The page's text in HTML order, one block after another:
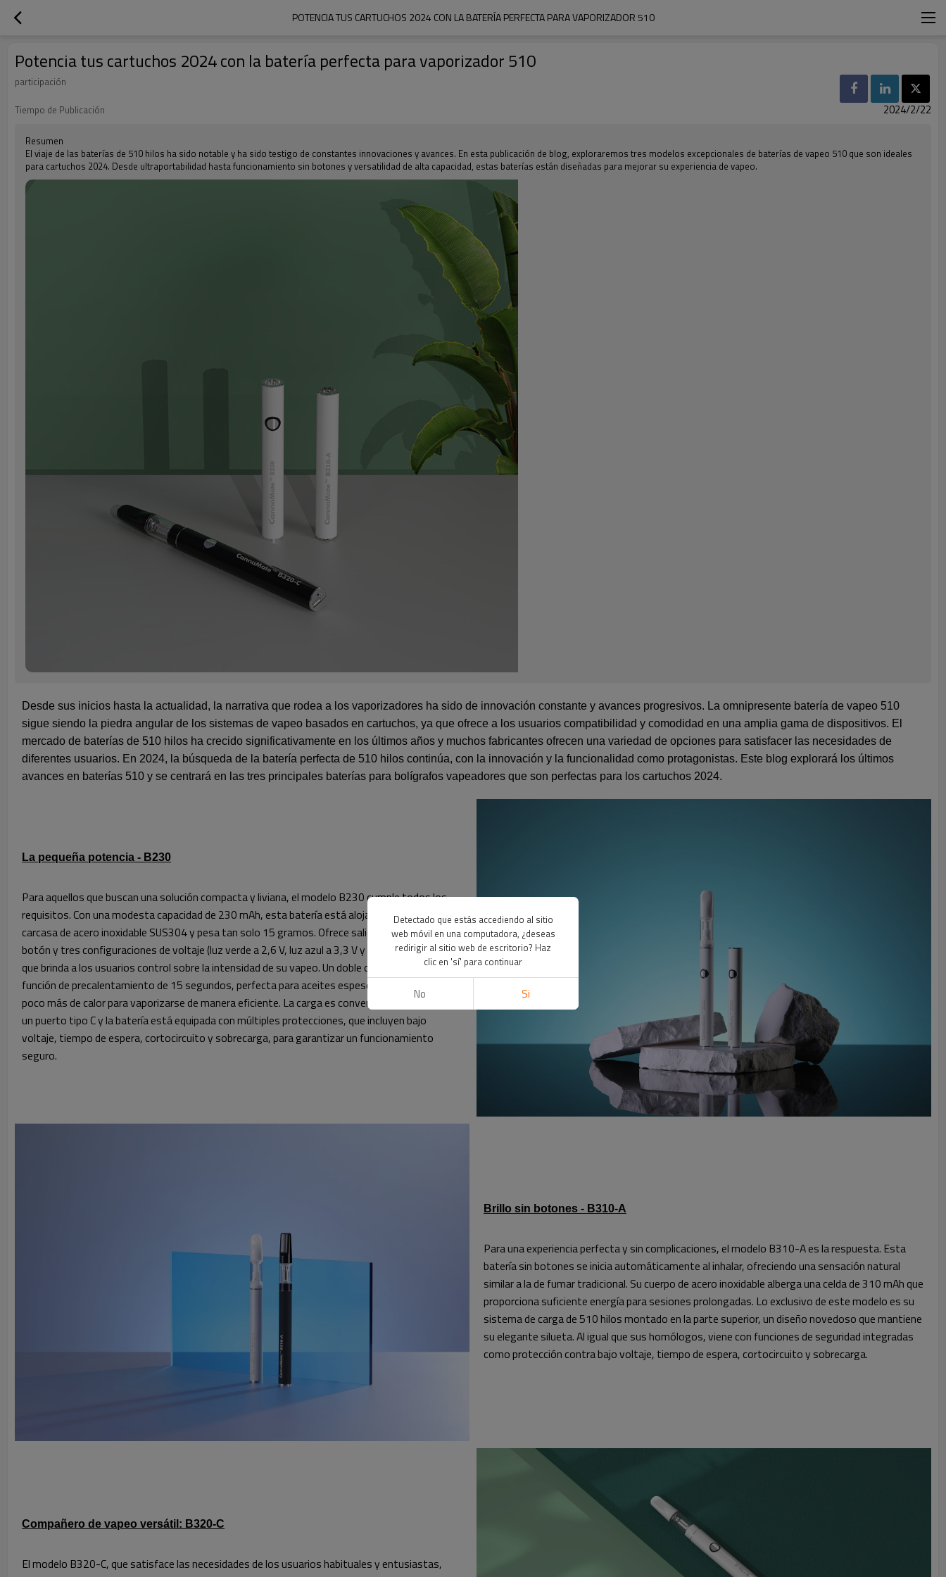
POTENCIA TUS CARTUCHOS 2024 CON LA BATERÍA PERFECTA PARA VAPORIZADOR 510
Potencia tus cartuchos 2024 con la batería perfecta para vaporizador 510
participación
Tiempo de Publicación
2024/2/22
Resumen
El viaje de las baterías de 510 hilos ha sido notable y ha sido testigo de constantes innovaciones y avances. En esta publicación de blog, exploraremos tres modelos excepcionales de baterías de vapeo 510 que son ideales
para cartuchos 2024. Desde ultraportabilidad hasta funcionamiento sin botones y versatilidad de alta capacidad, estas baterías están diseñadas para mejorar su experiencia de vapeo.
Desde sus inicios hasta la actualidad, la narrativa que rodea a los vaporizadores ha sido de innovación constante y avances progresivos. La omnipresente batería de vapeo 510
sigue siendo la piedra angular de los sistemas de vapeo basados en cartuchos, ya que ofrece a los usuarios compatibilidad y comodidad en una amplia gama de dispositivos. El
mercado de baterías de 510 hilos ha crecido significativamente en los últimos años y muchos fabricantes ofrecen una variedad de opciones para satisfacer las necesidades de
diferentes usuarios. En 2024, la búsqueda de la batería perfecta de 510 hilos continúa, con la innovación y la funcionalidad como protagonistas. Este blog explorará los últimos
avances en baterías 510 y se centrará en las tres principales baterías para bolígrafos vapeadores que son perfectas para los cartuchos 2024.
La pequeña potencia - B230
Para aquellos que buscan una solución compacta y liviana, el modelo B230 cumple todos los
requisitos. Con una modesta capacidad de 230 mAh, esta batería está alojada en una duradera
carcasa de acero inoxidable SUS304 y pesa tan solo 15 gramos. Ofrece salida activada por
botón y tres configuraciones de voltaje (luz verde a 2,6 V, luz azul a 3,3 V y luz roja a 4,0 V), lo
que brinda a los usuarios control sobre la intensidad de su vapeo. Un doble clic rápido activa una
función de precalentamiento de 15 segundos, perfecta para aceites espesos que requieren un
poco más de calor para vaporizarse de manera eficiente. La carga es conveniente a través de
un puerto tipo C y la batería está equipada con múltiples protecciones, que incluyen bajo
voltaje, tiempo de espera, cortocircuito y sobrecarga, para garantizar un funcionamiento
seguro.
Brillo sin botones - B310-A
Para una experiencia perfecta y sin complicaciones, el modelo B310-A es la respuesta. Esta
batería sin botones se inicia automáticamente al inhalar, ofreciendo una sensación natural
similar a la de fumar tradicional. Su cuerpo de acero inoxidable alberga una celda de 310 mAh que
proporciona suficiente energía para sesiones prolongadas. Lo exclusivo de este modelo es su
sistema de carga de 510 hilos montado en la parte superior, un diseño novedoso que mantiene
su elegante silueta. Al igual que sus homólogos, viene con funciones de seguridad integradas
como protección contra bajo voltaje, tiempo de espera, cortocircuito y sobrecarga.
Compañero de vapeo versátil: B320-C
El modelo B320-C, que satisface las necesidades de los usuarios habituales y entusiastas,
Detectado que estás accediendo al sitio
web móvil en una computadora, ¿deseas
redirigir al sitio web de escritorio? Haz
clic en 'sí' para continuar
No Si